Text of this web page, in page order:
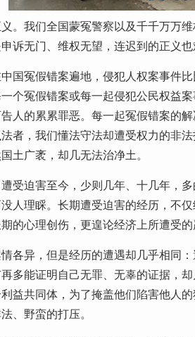
。我们全国蒙冤警察以及千千万万
诉无门、维权无望，连迟到的正义也
国冤假错案遍地，侵犯人权案事件
个冤假错案或每一起侵犯公民权益
人的累累罪恶。每一起冤假错案的
者，我们懂法守法却遭受权力的非
土广袤，却几无法治净土。
受迫害至今，少则几年、十几年，
人理睬。长期遭受迫害的经历，不
的心理创伤，更遑论经济上所遭受的
各异，但是经历的遭遇却几乎相同
多能证明自己无罪、无辜的证据，
益共同体，为了掩盖他们陷害他人
、野蛮的打压。